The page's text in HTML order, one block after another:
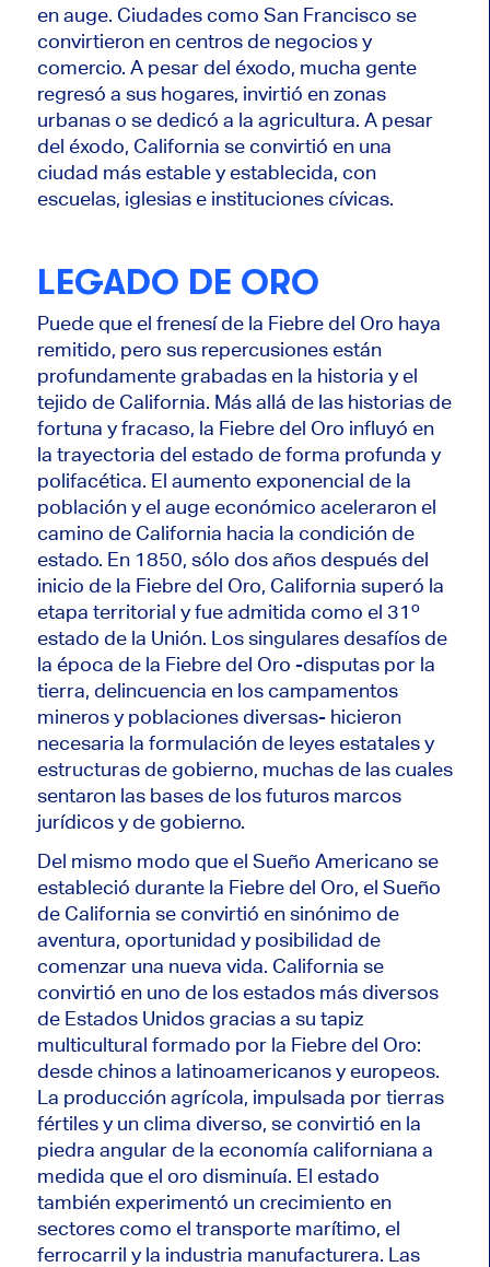
en auge. Ciudades como San Francisco se
convirtieron en centros de negocios y
comercio. A pesar del éxodo, mucha gente
regresó a sus hogares, invirtió en zonas
urbanas o se dedicó a la agricultura. A pesar
del éxodo, California se convirtió en una
ciudad más estable y establecida, con
escuelas, iglesias e instituciones cívicas.
LEGADO DE ORO
Puede que el frenesí de la Fiebre del Oro haya
remitido, pero sus repercusiones están
profundamente grabadas en la historia y el
tejido de California. Más allá de las historias de
fortuna y fracaso, la Fiebre del Oro influyó en
la trayectoria del estado de forma profunda y
polifacética. El aumento exponencial de la
población y el auge económico aceleraron el
camino de California hacia la condición de
estado. En 1850, sólo dos años después del
inicio de la Fiebre del Oro, California superó la
etapa territorial y fue admitida como el 31º
estado de la Unión. Los singulares desafíos de
la época de la Fiebre del Oro -disputas por la
tierra, delincuencia en los campamentos
mineros y poblaciones diversas- hicieron
necesaria la formulación de leyes estatales y
estructuras de gobierno, muchas de las cuales
sentaron las bases de los futuros marcos
jurídicos y de gobierno.
Del mismo modo que el Sueño Americano se
estableció durante la Fiebre del Oro, el Sueño
de California se convirtió en sinónimo de
aventura, oportunidad y posibilidad de
comenzar una nueva vida. California se
convirtió en uno de los estados más diversos
de Estados Unidos gracias a su tapiz
multicultural formado por la Fiebre del Oro:
desde chinos a latinoamericanos y europeos.
La producción agrícola, impulsada por tierras
fértiles y un clima diverso, se convirtió en la
piedra angular de la economía californiana a
medida que el oro disminuía. El estado
también experimentó un crecimiento en
sectores como el transporte marítimo, el
ferrocarril y la industria manufacturera. Las